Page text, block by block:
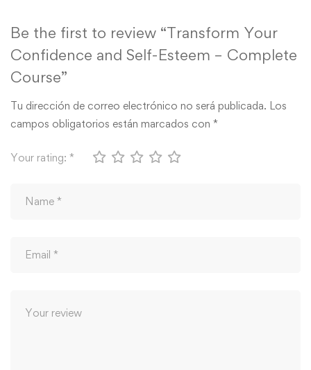
Be the first to review “Transform Your
Confidence and Self-Esteem – Complete
Course”
Tu dirección de correo electrónico no será publicada. Los
campos obligatorios están marcados con *
Your rating: *